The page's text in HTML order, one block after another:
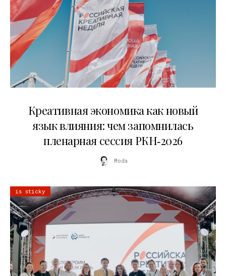
Креативная экономика как новый
язык влияния: чем запомнилась
пленарная сессия РКН‑2026
Moda
is sticky